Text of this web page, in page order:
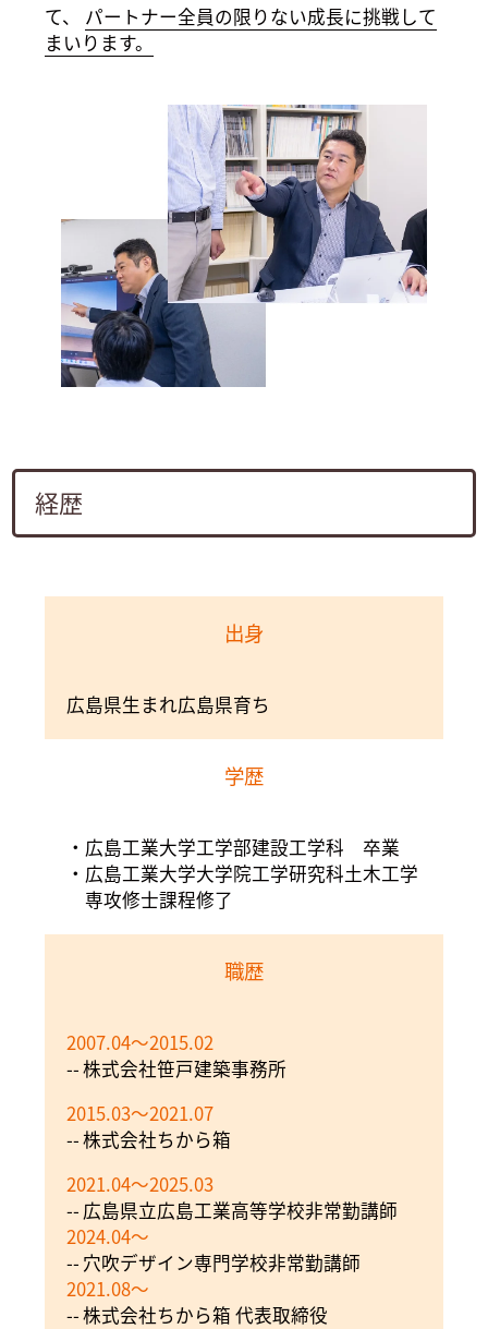
て、
パートナー全員の限りない成長に挑戦して
まいります。
経歴
出身
広島県生まれ広島県育ち
学歴
広島工業大学工学部建設工学科 卒業
広島工業大学大学院工学研究科土木工学
専攻修士課程修了
職歴
2007.04～2015.02
株式会社笹戸建築事務所
2015.03～2021.07
株式会社ちから箱
2021.04～2025.03
広島県立広島工業高等学校非常勤講師
2024.04～
穴吹デザイン専門学校非常勤講師
2021.08～
株式会社ちから箱 代表取締役